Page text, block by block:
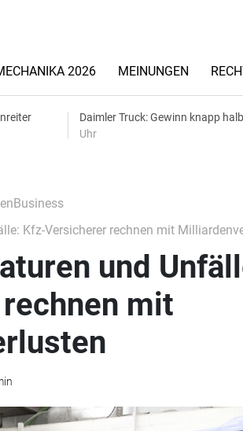
2026 MEINUNGEN
Daimler Truck: Gewinn knapp
Uhr
Kfz-Versicherer rechnen mit
und
mit